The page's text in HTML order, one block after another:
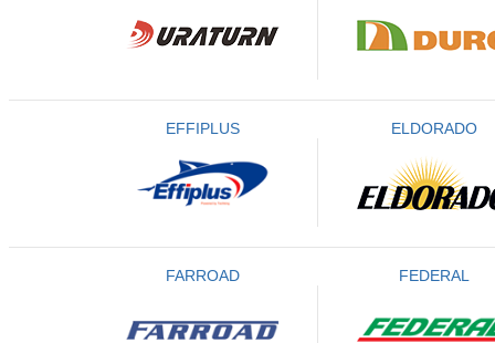
EFFIPLUS ELDORADO
FARROAD FEDERAL